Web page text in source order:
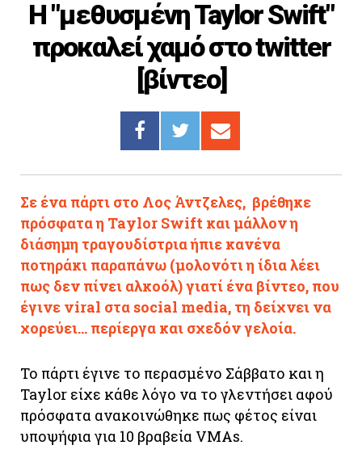
ΣΥΝΔΕΣΜΟΙ
H "μεθυσμένη Taylor Swift"
προκαλεί χαμό στο twitter
[βίντεο]
Σε ένα πάρτι στο Λος Άντζελες, βρέθηκε
πρόσφατα η Taylor Swift και μάλλον η
διάσημη τραγουδίστρια ήπιε κανένα
ποτηράκι παραπάνω (μολονότι η ίδια λέει
πως δεν πίνει αλκοόλ) γιατί ένα βίντεο, που
έγινε viral στα social media, τη δείχνει να
χορεύει... περίεργα και σχεδόν γελοία.
Το πάρτι έγινε το περασμένο Σάββατο και η
Taylor είχε κάθε λόγο να το γλεντήσει αφού
πρόσφατα ανακοινώθηκε πως φέτος είναι
υποψήφια για 10 βραβεία VMAs.